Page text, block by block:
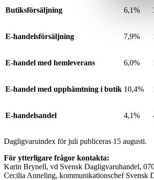
Butiksförsäljning 6,1%
E-handelsförsäljning 7,9%
E-handel med hemleverans 6,0%
E-handel med upphämtning i butik 10,4%
E-handelsandel 4,1%
Dagligvaruindex för juli publiceras 15 augusti.
För ytterligare frågor kontakta:
Karin Brynell, vd Svensk Dagligvaruhandel,
Cecilia Anneling, kommunikationschef Svensk